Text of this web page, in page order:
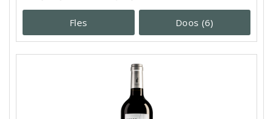
Fles Doos (6)